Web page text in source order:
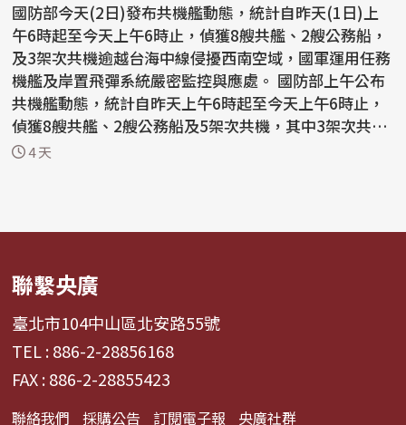
國防部今天(2日)發布共機艦動態，統計自昨天(1日)上
午6時起至今天上午6時止，偵獲8艘共艦、2艘公務船，
及3架次共機逾越台海中線侵擾西南空域，國軍運用任務
機艦及岸置飛彈系統嚴密監控與應處。 國防部上午公布
共機艦動態，統計自昨天上午6時起至今天上午6時止，
偵獲8艘共艦、2艘公務船及5架次共機，其中3架次共機
逾越...
4 天
聯繫央廣
臺北市104中山區北安路55號
TEL : 886-2-28856168
FAX : 886-2-28855423
聯絡我們 採購公告 訂閱電子報 央廣社群